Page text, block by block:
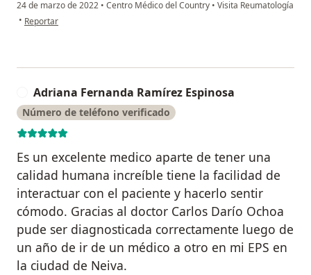
24 de marzo de 2022 • Centro Médico del Country • Visita Reumatología
• en opinión del usuario Martha Parra
Reportar
Adriana Fernanda Ramírez Espinosa
Número de teléfono verificado
Es un excelente medico aparte de tener una
calidad humana increíble tiene la facilidad de
interactuar con el paciente y hacerlo sentir
cómodo. Gracias al doctor Carlos Darío Ochoa
pude ser diagnosticada correctamente luego de
un año de ir de un médico a otro en mi EPS en
la ciudad de Neiva.